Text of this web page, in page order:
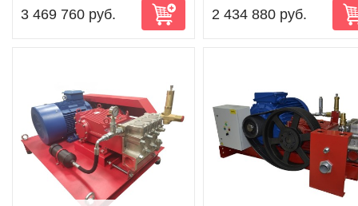
3 469 760 руб. 2 434 880 руб.